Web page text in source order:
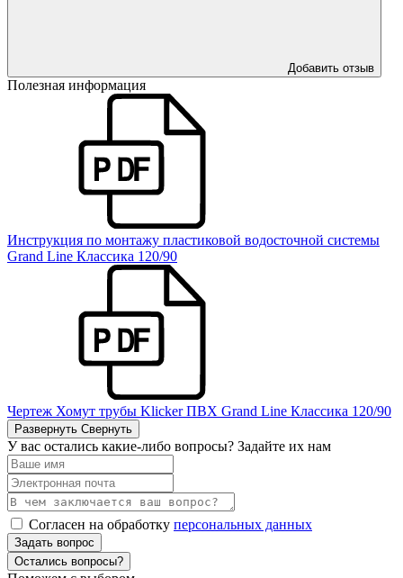
Добавить отзыв
Полезная информация
Инструкция по монтажу пластиковой водосточной системы
Grand Line Классика 120/90
Чертеж Хомут трубы Klicker ПВХ Grand Line Классика 120/90
Развернуть Свернуть
У вас остались какие-либо вопросы? Задайте их нам
Согласен на обработку персональных данных
Задать вопрос
Остались вопросы?